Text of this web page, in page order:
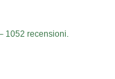
1052 recensioni.